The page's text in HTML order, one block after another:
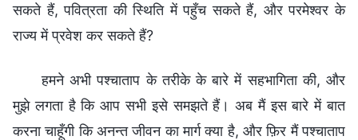
सकते हैं, पवित्रता की स्थिति में पहुँच सकते हैं, और परमेश्‍वर के
राज्य में प्रवेश कर सकते हैं?
हमने अभी पश्चाताप के तरीके के बारे में सहभागिता की, और
मुझे लगता है कि आप सभी इसे समझते हैं। अब मैं इस बारे में बात
करना चाहूँगी कि अनन्‍त जीवन का मार्ग क्या है, और फ़िर मैं पश्चाताप